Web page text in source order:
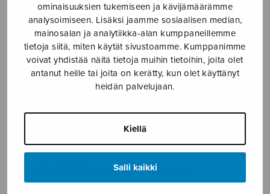
ominaisuuksien tukemiseen ja kävijämäärämme
analysoimiseen. Lisäksi jaamme sosiaalisen median,
mainosalan ja analytiikka-alan kumppaneillemme
tietoja siitä, miten käytät sivustoamme. Kumppanimme
voivat yhdistää näitä tietoja muihin tietoihin, joita olet
antanut heille tai joita on kerätty, kun olet käyttänyt
heidän palvelujaan.
Kiellä
Salli kaikki
SOITINMUSIIKKI
YKSINLAULU
Sulasol nuottikauppa
ma–pe klo 10–16 tai sopimuksen mukaan